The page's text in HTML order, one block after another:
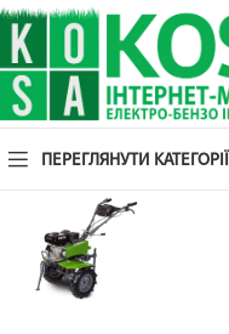
ПЕРЕГЛЯНУТИ КАТЕГОРІЇ